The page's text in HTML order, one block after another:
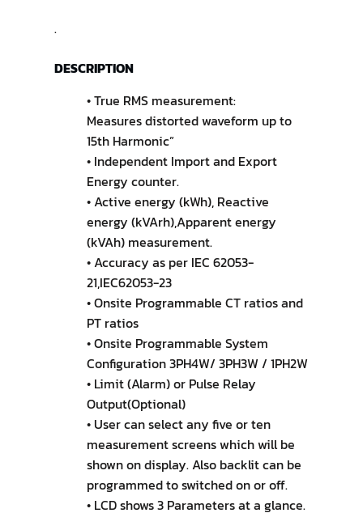
.
DESCRIPTION
• True RMS measurement:
Measures distorted waveform up to
15th Harmonic”
• Independent Import and Export
Energy counter.
• Active energy (kWh), Reactive
energy (kVArh),Apparent energy
(kVAh) measurement.
• Accuracy as per IEC 62053-
21,IEC62053-23
• Onsite Programmable CT ratios and
PT ratios
• Onsite Programmable System
Configuration 3PH4W/ 3PH3W / 1PH2W
• Limit (Alarm) or Pulse Relay
Output(Optional)
• User can select any five or ten
measurement screens which will be
shown on display. Also backlit can be
programmed to switched on or off.
• LCD shows 3 Parameters at a glance.